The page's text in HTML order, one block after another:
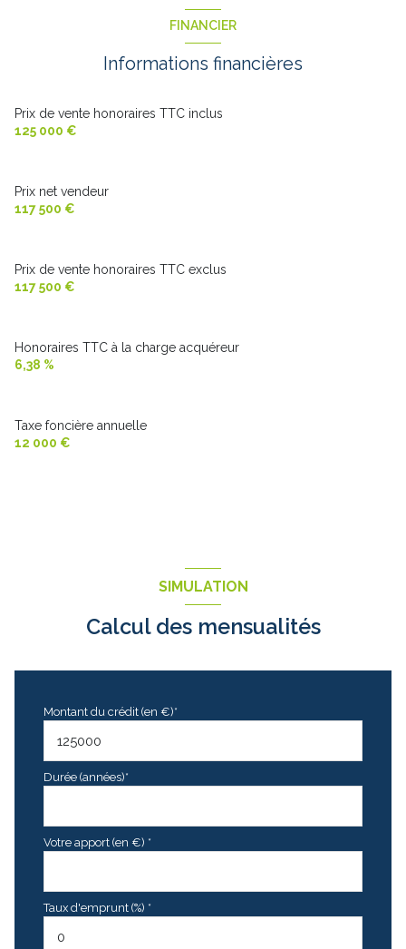
chambre
FINANCIER
Informations financières
Prix de vente honoraires TTC inclus
125 000 €
Prix net vendeur
117 500 €
Prix de vente honoraires TTC exclus
117 500 €
Honoraires TTC à la charge acquéreur
6,38 %
Taxe foncière annuelle
12 000 €
SIMULATION
Calcul des mensualités
Montant du crédit (en €)*
Durée (années)*
Votre apport (en €) *
Taux d'emprunt (%) *